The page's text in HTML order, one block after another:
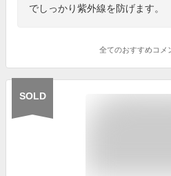
でしっかり紫外線を防げます。
全てのおすすめコメ
SOLD